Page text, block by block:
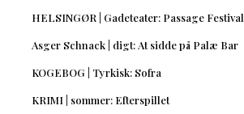
HELSINGØR | Gadeteater: Passage Festival
Asger Schnack | digt: At sidde på Palæ Bar
KOGEBOG | Tyrkisk: Sofra
KRIMI | sommer: Efterspillet